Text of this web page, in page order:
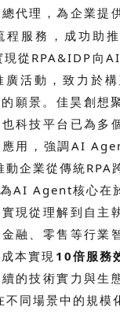
代理，為企業提
程服務，成功助
從RPA&IDP向
廣活動，致力於構
的願景。佳昊創想
科技平台已為多
用，強調AI
動企業從傳統RPA
AI Agent核心在
實現從理解到自主
融、零售等行業
本實現 10倍服務
的技術實力與生
同場景中的規模